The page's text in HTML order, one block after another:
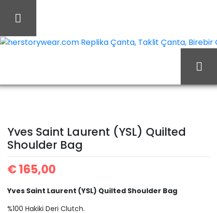
Quilted Shoulder Bag
Yves Saint Laurent (YSL) Quilted
Shoulder Bag
€165,00
Yves Saint Laurent (YSL) Quilted Shoulder Bag
%100 Hakiki Deri Clutch.